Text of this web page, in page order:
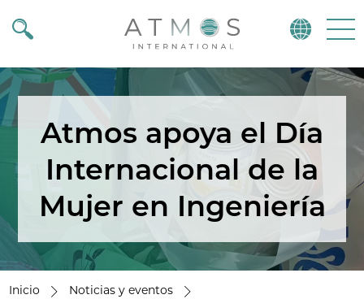
Atmos
Atmos apoya el Día
Internacional de la
Mujer en Ingeniería
Inicio
Noticias y eventos